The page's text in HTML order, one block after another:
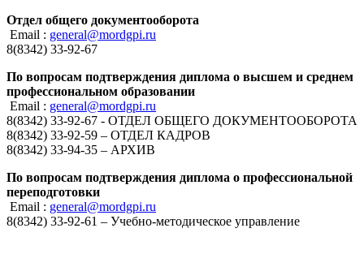
Отдел общего документооборота
Email : general@mordgpi.ru
8(8342) 33-92-67
По вопросам подтверждения диплома о высшем и среднем
профессиональном образовании
Email : general@mordgpi.ru
8(8342) 33-92-67 - ОТДЕЛ ОБЩЕГО ДОКУМЕНТООБОРОТА
8(8342) 33-92-59 – ОТДЕЛ КАДРОВ
8(8342) 33-94-35 – АРХИВ
По вопросам подтверждения диплома о профессиональной
переподготовки
Email : general@mordgpi.ru
8(8342) 33-92-61 – Учебно-методическое управление